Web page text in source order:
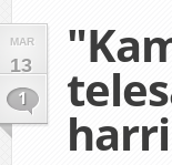
MAR
13
1